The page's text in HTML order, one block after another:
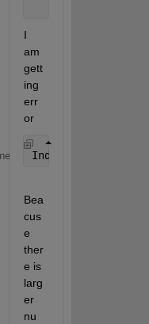
I
am
gett
ing
err
or
Index
Bea
cus
e
ther
e is
larg
er
nu